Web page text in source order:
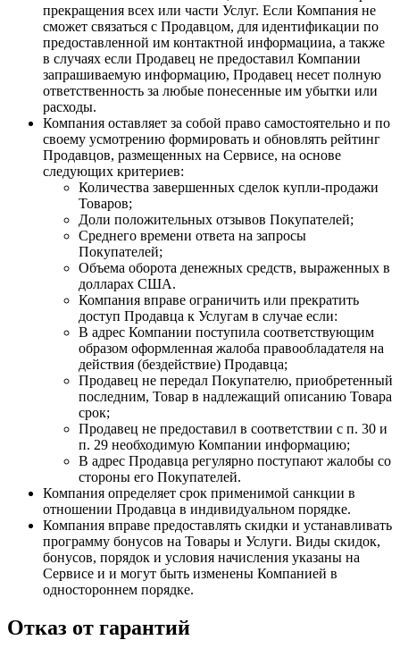
прекращения всех или части Услуг. Если Компания не
сможет связаться с Продавцом, для идентификации по
предоставленной им контактной информацииа, а также
в случаях если Продавец не предоставил Компании
запрашиваемую информацию, Продавец несет полную
ответственность за любые понесенные им убытки или
расходы.
Компания оставляет за собой право самостоятельно и по
своему усмотрению формировать и обновлять рейтинг
Продавцов, размещенных на Сервисе, на основе
следующих критериев:
Количества завершенных сделок купли-продажи
Товаров;
Доли положительных отзывов Покупателей;
Среднего времени ответа на запросы
Покупателей;
Объема оборота денежных средств, выраженных в
долларах США.
Компания вправе ограничить или прекратить
доступ Продавца к Услугам в случае если:
В адрес Компании поступила соответствующим
образом оформленная жалоба правообладателя на
действия (бездействие) Продавца;
Продавец не передал Покупателю, приобретенный
последним, Товар в надлежащий описанию Товара
срок;
Продавец не предоставил в соответствии с п. 30 и
п. 29 необходимую Компании информацию;
В адрес Продавца регулярно поступают жалобы со
стороны его Покупателей.
Компания определяет срок применимой санкции в
отношении Продавца в индивидуальном порядке.
Компания вправе предоставлять скидки и устанавливать
программу бонусов на Товары и Услуги. Виды скидок,
бонусов, порядок и условия начисления указаны на
Сервисе и и могут быть изменены Компанией в
одностороннем порядке.
Отказ от гарантий